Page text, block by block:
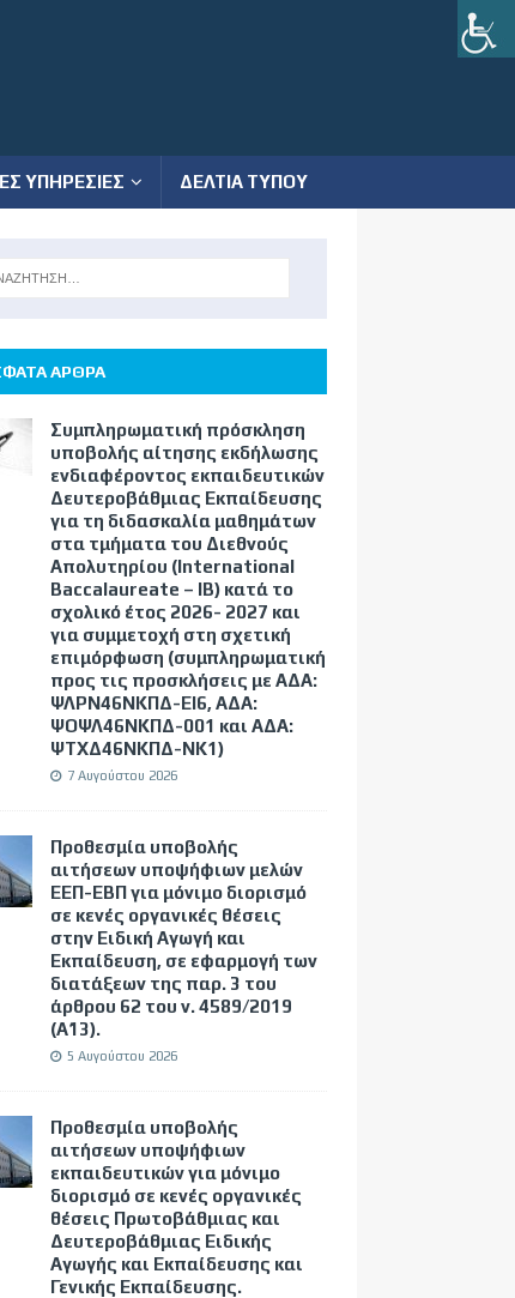
ΥΠΗΡΕΣΙΕΣ ΔΕΛΤΙΑ ΤΥΠΟΥ
ΑΡΘΡΑ
Συμπληρωματική πρόσκληση
υποβολής αίτησης εκδήλωσης
ενδιαφέροντος εκπαιδευτικών
Δευτεροβάθμιας Εκπαίδευσης
για τη διδασκαλία μαθημάτων
στα τμήματα του Διεθνούς
Απολυτηρίου (International
Baccalaureate – IB) κατά το
σχολικό έτος 2026- 2027 και
για συμμετοχή στη σχετική
επιμόρφωση (συμπληρωματική
προς τις προσκλήσεις με ΑΔΑ:
ΨΛΡΝ46ΝΚΠΔ-ΕΙ6, ΑΔΑ:
ΨΟΨΛ46ΝΚΠΔ-001 και ΑΔΑ:
ΨΤΧΔ46ΝΚΠΔ-ΝΚ1)
7 Αυγούστου 2026
Προθεσμία υποβολής
αιτήσεων υποψήφιων μελών
ΕΕΠ-ΕΒΠ για μόνιμο διορισμό
σε κενές οργανικές θέσεις
στην Ειδική Αγωγή και
Εκπαίδευση, σε εφαρμογή των
διατάξεων της παρ. 3 του
άρθρου 62 του ν. 4589/2019
(Α΄13).
5 Αυγούστου 2026
Προθεσμία υποβολής
αιτήσεων υποψήφιων
εκπαιδευτικών για μόνιμο
διορισμό σε κενές οργανικές
θέσεις Πρωτοβάθμιας και
Δευτεροβάθμιας Ειδικής
Αγωγής και Εκπαίδευσης και
Γενικής Εκπαίδευσης.